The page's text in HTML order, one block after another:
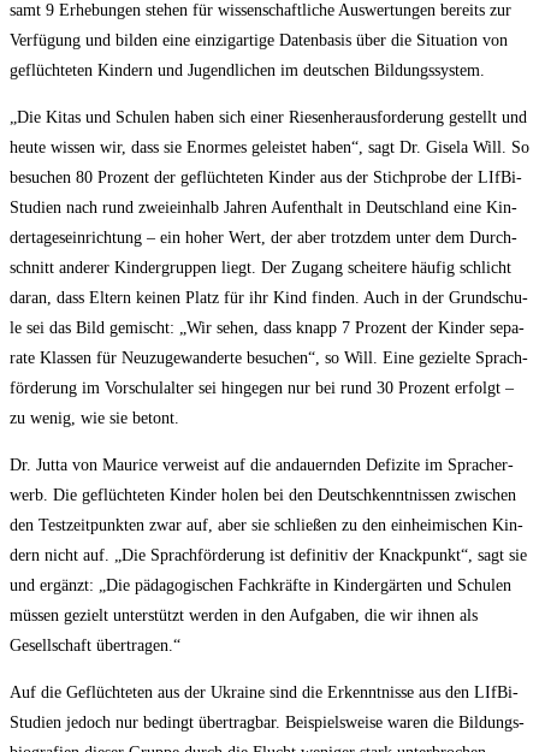
samt 9 Erhe­bun­gen ste­hen für wis­sen­schaft­li­che Aus­wer­tun­gen bereits zur
Ver­fü­gung und bil­den eine ein­zig­ar­ti­ge Daten­ba­sis über die Situa­ti­on von
geflüch­te­ten Kin­dern und Jugend­li­chen im deut­schen Bildungssystem.
„Die Kitas und Schu­len haben sich einer Rie­sen­her­aus­for­de­rung gestellt und
heu­te wis­sen wir, dass sie Enor­mes geleis­tet haben“, sagt Dr. Gise­la Will. So
besu­chen 80 Pro­zent der geflüch­te­ten Kin­der aus der Stich­pro­be der LIf­Bi-
Stu­di­en nach rund zwei­ein­halb Jah­ren Auf­ent­halt in Deutsch­land eine Kin­
der­ta­ges­ein­rich­tung – ein hoher Wert, der aber trotz­dem unter dem Durch­
schnitt ande­rer Kin­der­grup­pen liegt. Der Zugang schei­te­re häu­fig schlicht
dar­an, dass Eltern kei­nen Platz für ihr Kind fin­den. Auch in der Grund­schu­
le sei das Bild gemischt: „Wir sehen, dass knapp 7 Pro­zent der Kin­der sepa­
ra­te Klas­sen für Neu­zu­ge­wan­der­te besu­chen“, so Will. Eine geziel­te Sprach­
för­de­rung im Vor­schul­al­ter sei hin­ge­gen nur bei rund 30 Pro­zent erfolgt –
zu wenig, wie sie betont.
Dr. Jut­ta von Mau­rice ver­weist auf die andau­ern­den Defi­zi­te im Sprach­er­
werb. Die geflüch­te­ten Kin­der holen bei den Deutsch­kennt­nis­sen zwi­schen
den Test­zeit­punk­ten zwar auf, aber sie schlie­ßen zu den ein­hei­mi­schen Kin­
dern nicht auf. „Die Sprach­för­de­rung ist defi­ni­tiv der Knack­punkt“, sagt sie
und ergänzt: „Die päd­ago­gi­schen Fach­kräf­te in Kin­der­gär­ten und Schu­len
müs­sen gezielt unter­stützt wer­den in den Auf­ga­ben, die wir ihnen als
Gesell­schaft übertragen.“
Auf die Geflüch­te­ten aus der Ukrai­ne sind die Erkennt­nis­se aus den LIf­Bi-
Stu­di­en jedoch nur bedingt über­trag­bar. Bei­spiels­wei­se waren die Bil­dungs­